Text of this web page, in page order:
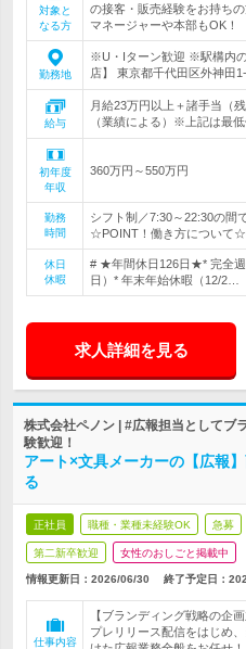
対象と
なる方
の接客・販売経験をお持ち
マネージャーや本部もOK！
勤務地
※U・Iターン歓迎 ※駅構内
店】 東京都千代田区外神田
給与
月給23万円以上＋諸手当（
（業績による）※上記は最
初年度
年収
360万円～550万円
勤務
時間
シフト制／7:30～22:30の間
☆POINT！働き方について
休日
休暇
# ★年間休日126日★* 完全週
日）* 年末年始休暇（12/2…
求人詳細を見る
株式会社ペノン | #広報担当としてブ
験歓迎！
アート×文具メーカーの【広報
る
正社員 職種・業種未経験OK 急募
第二新卒歓迎 女性のおしごと掲載中
情報更新日：2026/06/30 終了予定日：
仕事内容
【ブランディング戦略の企
プレリリース配信をはじめ